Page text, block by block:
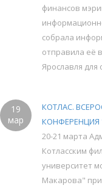
финансов
собрала
отправила её
Ярославля для
19
мар
КОТЛАС.
КОНФЕРЕНЦИЯ
20-21 марта
Котласским
университет
Макарова"